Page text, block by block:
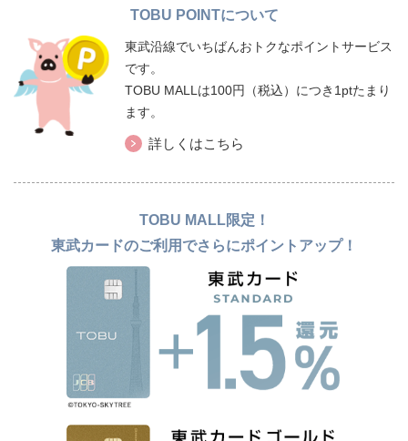
TOBU POINTについて
東武沿線でいちばんおトクなポイントサービス
です。
TOBU MALLは100円（税込）につき1ptたまり
ます。
詳しくはこちら
TOBU MALL限定！
東武カードのご利用でさらにポイントアップ！